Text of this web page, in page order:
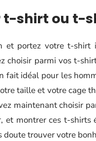
t-shirt ou t-
et portez votre t-
choisir parmi vos t-
fait idéal pour les
taille et votre cage
maintenant choisir
et montrer ces t-
doute trouver votre